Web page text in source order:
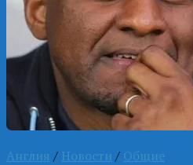
Англия / Новости / Общие